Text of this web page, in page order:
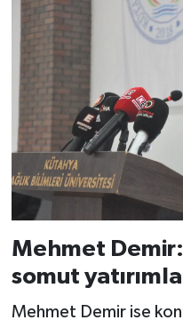
Mehmet
somut
Mehmet Demir ise